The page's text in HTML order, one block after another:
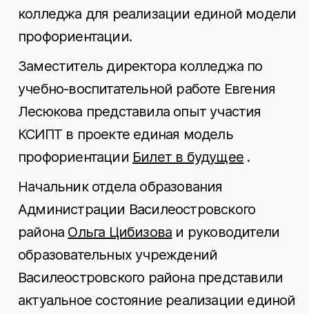
колледжа для реализации единой модели
профориентации.
Заместитель директора колледжа по
учебно-воспитательной работе Евгения
Лесюкова представила опыт участия
КСИПТ в проекте единая модель
профориентации Билет в будущее .
Начальник отдела образования
Администрации Василеостровского
района Ольга Цибизова и руководители
образовательных учреждений
Василеостровского района представили
актуальное состояние реализации единой